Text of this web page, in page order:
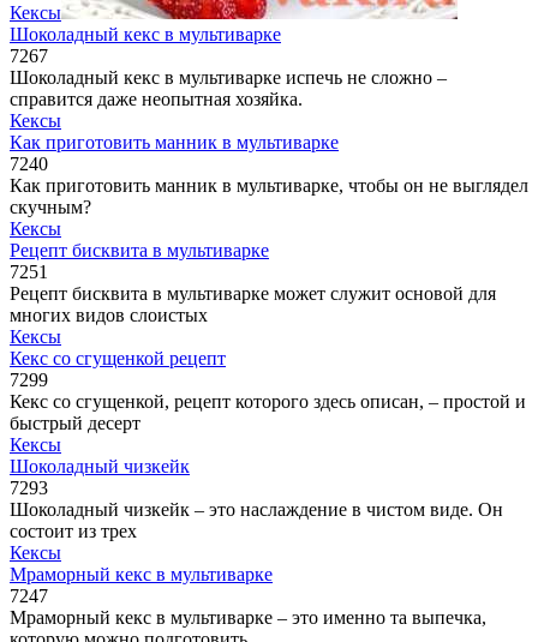
Кексы
Шоколадный кекс в мультиварке
7267
Шоколадный кекс в мультиварке испечь не сложно –
справится даже неопытная хозяйка.
Кексы
Как приготовить манник в мультиварке
7240
Как приготовить манник в мультиварке, чтобы он не выглядел
скучным?
Кексы
Рецепт бисквита в мультиварке
7251
Рецепт бисквита в мультиварке может служит основой для
многих видов слоистых
Кексы
Кекс со сгущенкой рецепт
7299
Кекс со сгущенкой, рецепт которого здесь описан, – простой и
быстрый десерт
Кексы
Шоколадный чизкейк
7293
Шоколадный чизкейк – это наслаждение в чистом виде. Он
состоит из трех
Кексы
Мраморный кекс в мультиварке
7247
Мраморный кекс в мультиварке – это именно та выпечка,